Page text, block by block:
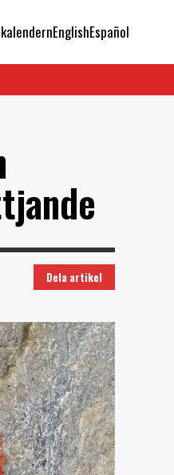
EnglishEspañol
Dela artikel